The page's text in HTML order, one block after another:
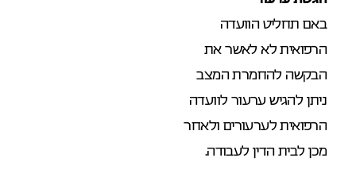
באם תחליט הוועדה
הרפואית לא לאשר את
הבקשה להחמרת המצב
ניתן להגיש ערעור לוועדה
הרפואית לערעורים ולאחר
מכן לבית הדין לעבודה.